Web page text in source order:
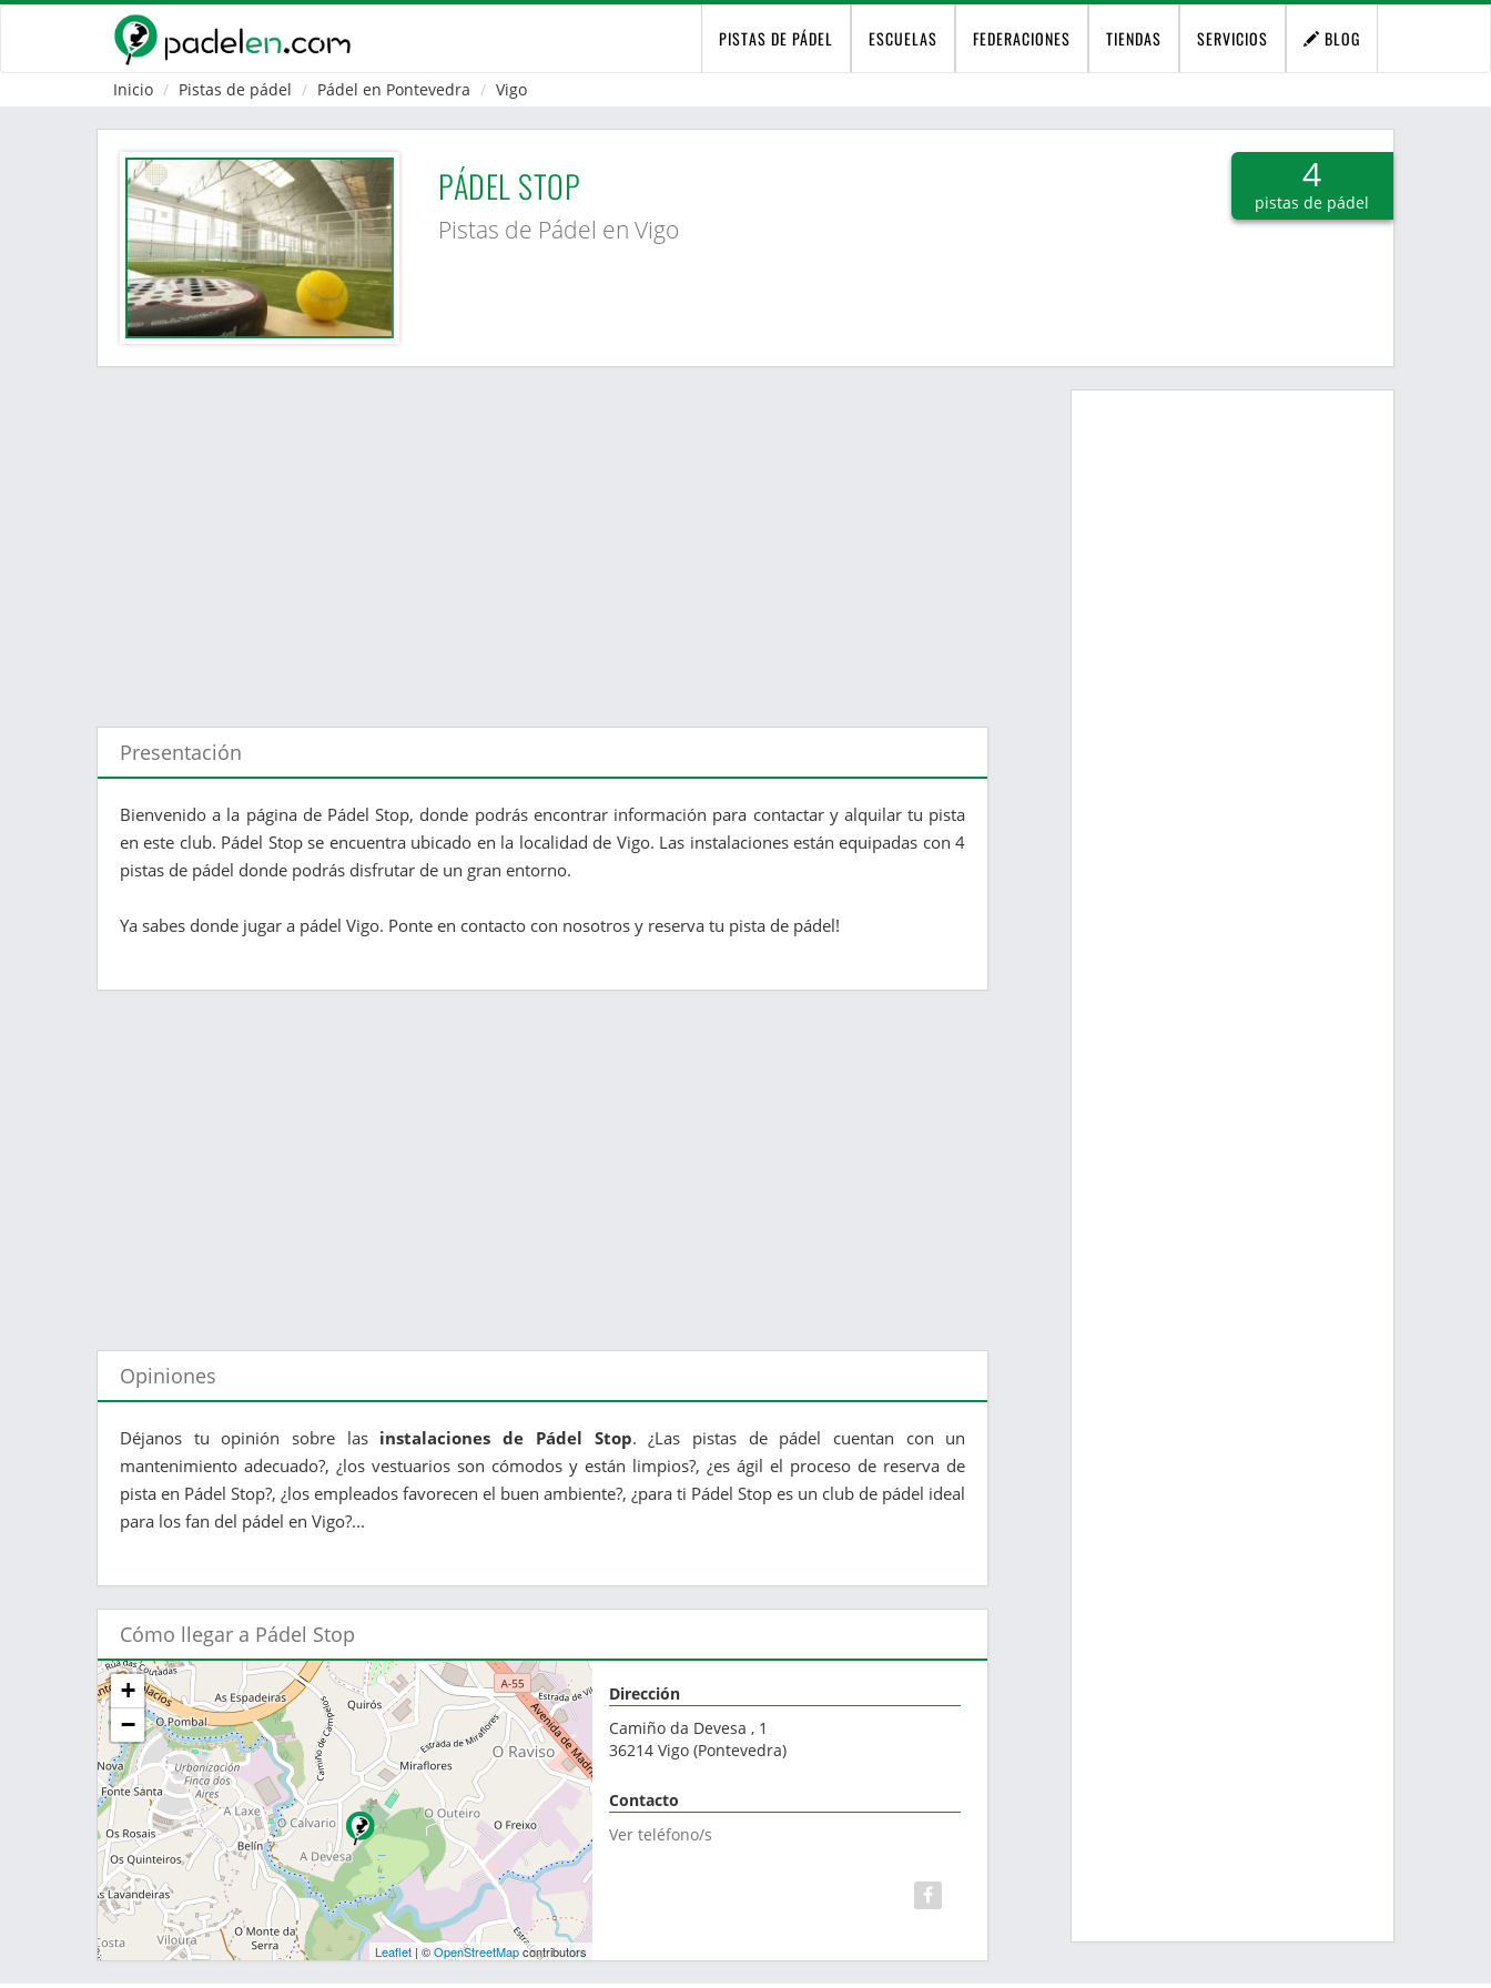
PISTAS DE PÁDEL ESCUELAS FEDERACIONES TIENDAS SERVICIOS BLOG
Inicio Pistas de pádel Pádel en Pontevedra Vigo
PÁDEL STOP
Pistas de Pádel en Vigo
4
pistas de pádel
Presentación
Bienvenido a la página de Pádel Stop, donde podrás encontrar información para contactar y alquilar tu pista
en este club. Pádel Stop se encuentra ubicado en la localidad de Vigo. Las instalaciones están equipadas con 4
pistas de pádel donde podrás disfrutar de un gran entorno.
Ya sabes donde jugar a pádel Vigo. Ponte en contacto con nosotros y reserva tu pista de pádel!
Opiniones
Déjanos tu opinión sobre las instalaciones de Pádel Stop. ¿Las pistas de pádel cuentan con un
mantenimiento adecuado?, ¿los vestuarios son cómodos y están limpios?, ¿es ágil el proceso de reserva de
pista en Pádel Stop?, ¿los empleados favorecen el buen ambiente?, ¿para ti Pádel Stop es un club de pádel ideal
para los fan del pádel en Vigo?...
Cómo llegar a Pádel Stop
+
−
Leaflet | ©OpenStreetMapcontributors
Dirección
Camiño da Devesa , 1
36214 Vigo (Pontevedra)
Contacto
Ver teléfono/s